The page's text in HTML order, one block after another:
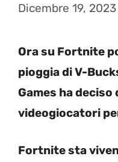
Dicembre 19, 2023
Ora su Fortnite
pioggia di V-
Games ha
videogiocatori
Fortnite sta